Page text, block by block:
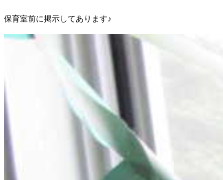
保育室前に掲示してあります♪